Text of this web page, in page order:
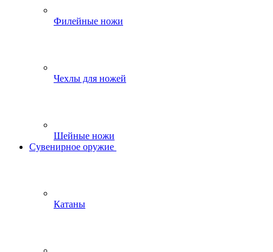
Филейные ножи
Чехлы для ножей
Шейные ножи
Сувенирное оружие
Катаны